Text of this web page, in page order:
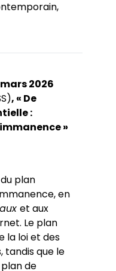
2026
, « De
:
»
plan
en
et aux
Le plan
la loi et des
tandis que le
de